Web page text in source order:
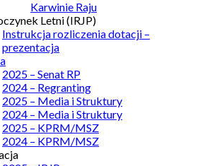
Karwinie Raju
Letni (IRJP)
Instrukcja rozliczenia dotacji –
prezentacja
2025 – Senat RP
2024 – Regranting
2025 – Media i Struktury
2024 – Media i Struktury
2025 – KPRM/MSZ
2024 – KPRM/MSZ